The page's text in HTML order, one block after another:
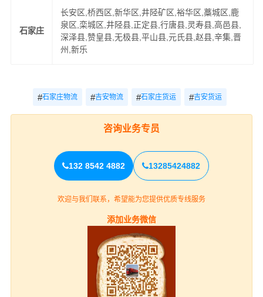
石家庄
长安区,桥西区,新华区,井陉矿区,裕华区,藁城区,鹿
泉区,栾城区,井陉县,正定县,行唐县,灵寿县,高邑县,
深泽县,赞皇县,无极县,平山县,元氏县,赵县,辛集,晋
州,新乐
#石家庄物流 #吉安物流 #石家庄货运 #吉安货运
咨询业务专员
132 8542 4882 13285424882
欢迎与我们联系，希望能为您提供优质专线服务
添加业务微信